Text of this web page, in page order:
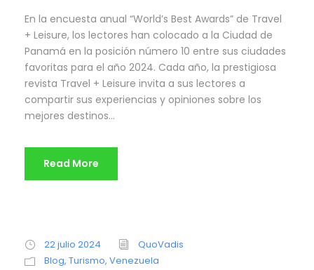
En la encuesta anual “World’s Best Awards” de Travel
+ Leisure, los lectores han colocado a la Ciudad de
Panamá en la posición número 10 entre sus ciudades
favoritas para el año 2024. Cada año, la prestigiosa
revista Travel + Leisure invita a sus lectores a
compartir sus experiencias y opiniones sobre los
mejores destinos...
Read More
22 julio 2024
QuoVadis
Blog, Turismo, Venezuela